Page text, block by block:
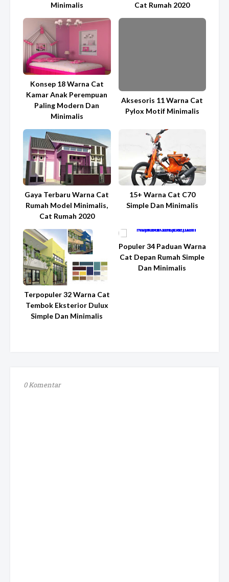
Minimalis
Cat Rumah 2020
Konsep 18 Warna Cat
Kamar Anak Perempuan
Paling Modern Dan
Minimalis
Aksesoris 11 Warna Cat
Pylox Motif Minimalis
Gaya Terbaru Warna Cat
Rumah Model Minimalis,
Cat Rumah 2020
15+ Warna Cat C70
Simple Dan Minimalis
Terpopuler 32 Warna Cat
Tembok Eksterior Dulux
Simple Dan Minimalis
Populer 34 Paduan Warna
Cat Depan Rumah Simple
Dan Minimalis
0 Komentar